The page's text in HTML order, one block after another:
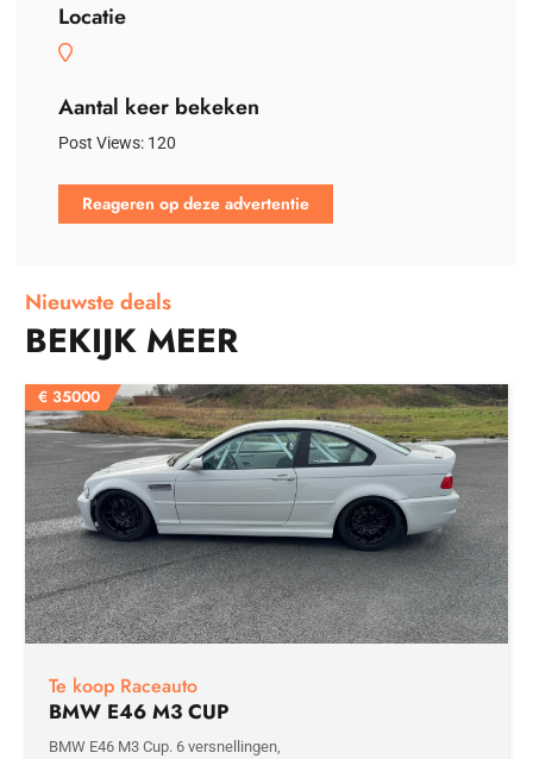
Locatie
Aantal keer bekeken
Post Views: 120
Reageren op deze advertentie
Nieuwste deals
BEKIJK MEER
€ 35000
Te koop Raceauto
BMW E46 M3 CUP
BMW E46 M3 Cup. 6 versnellingen,